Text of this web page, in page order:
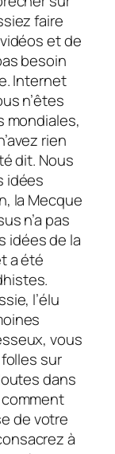
faire
et de
besoin
Internet
n’êtes
mondiales,
rien
dit. Nous
idées
la Mecque
n’a pas
idées de la
a été
l’élu
vous
sur
dans
de votre
à